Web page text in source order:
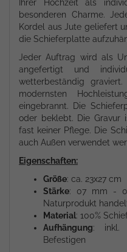
Ihrer Hochzeit als
besonderen Charme.
Kordel aus Jute geliefert
die Schieferplatte
Jeder Auftrag wird als
angefertigt und
wetterbeständig
modernsten
eingebrannt. Die
oder beklebt. Die Gravur
fast keiner Pflege. Die
auch Außen verwendet
Eigenschaften:
Größe: ca. 23x27 cm
Stärke: 07 mm -
Naturprodukt
Material: 100%
Aufhängung: inkl.
Befestigen